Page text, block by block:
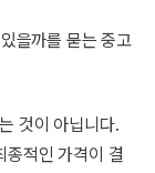
을까를 묻는 중고
것이 아닙니다.
종적인 가격이 결